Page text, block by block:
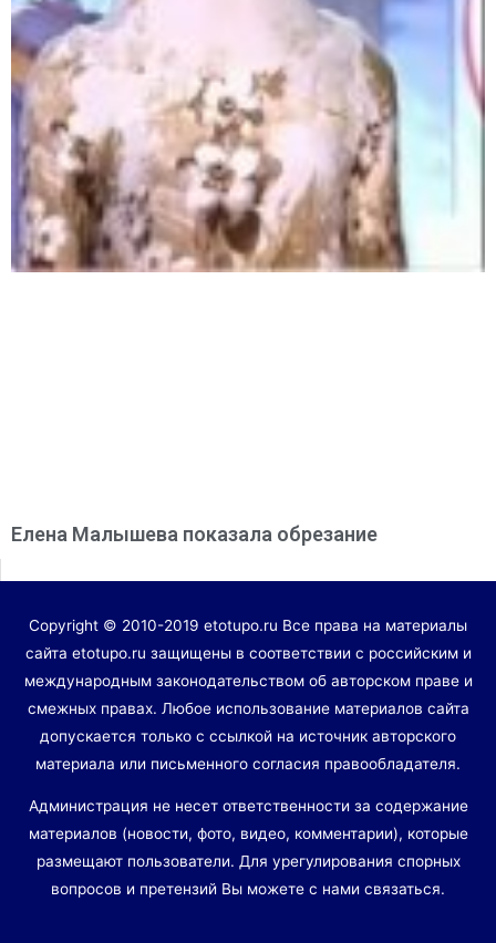
Елена Малышева показала обрезание
Copyright © 2010-2019 etotupo.ru Все права на материалы
сайта etotupo.ru защищены в соответствии с российским и
международным законодательством об авторском праве и
смежных правах. Любое использование материалов сайта
допускается только с ссылкой на источник авторского
материала или письменного согласия правообладателя.
Администрация не несет ответственности за содержание
материалов (новости, фото, видео, комментарии), которые
размещают пользователи. Для урегулирования спорных
вопросов и претензий Вы можете с нами связаться.